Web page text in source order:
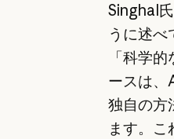
Singhal
うに述べ
「科学
ースは、
独自の方
ます。こ